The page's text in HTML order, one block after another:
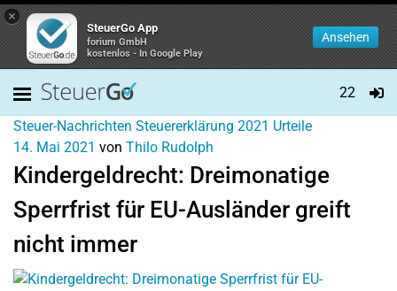
×
SteuerGo App
forium GmbH
kostenlos - In Google Play
Ansehen
22
Steuer-Nachrichten Steuererklärung 2021 Urteile
14. Mai 2021 von Thilo Rudolph
Kindergeldrecht: Dreimonatige
Sperrfrist für EU-Ausländer greift
nicht immer